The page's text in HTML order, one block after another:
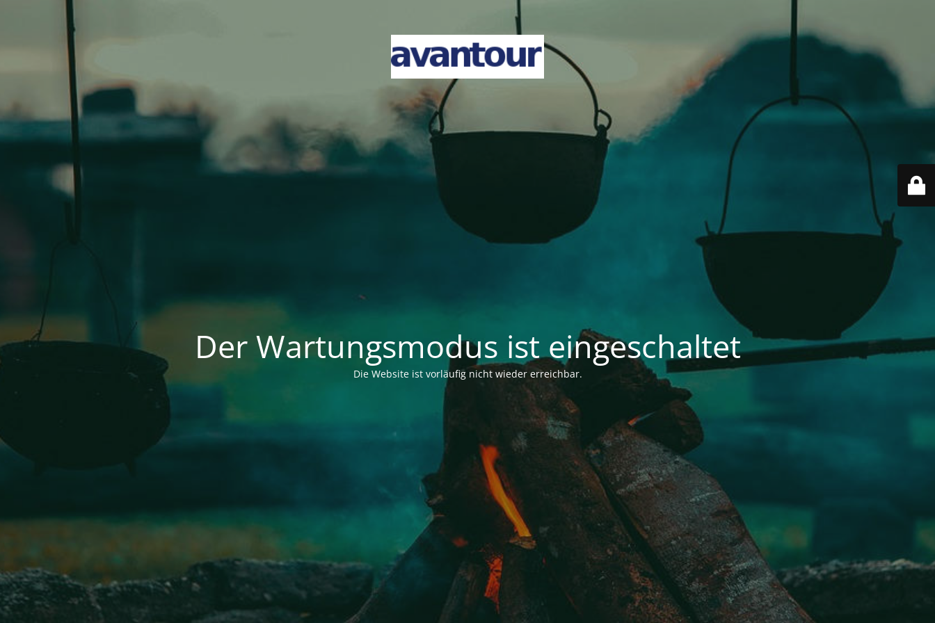
Der Wartungsmodus ist eingeschaltet
Die Website ist vorläufig nicht wieder erreichbar.